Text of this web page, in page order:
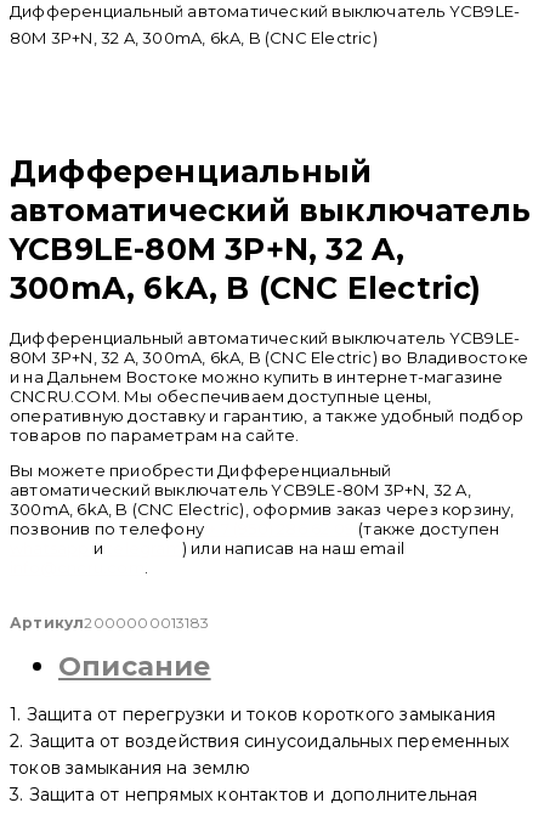
Дифференциальный автоматический выключатель YCB9LE-
80M 3P+N, 32 A, 300mA, 6kA, B (CNC Electric)
Дифференциальный
автоматический выключатель
YCB9LE-80M 3P+N, 32 A,
300mA, 6kA, B (CNC Electric)
Дифференциальный автоматический выключатель YCB9LE-
80M 3P+N, 32 A, 300mA, 6kA, B (CNC Electric) во Владивостоке
и на Дальнем Востоке можно купить в интернет-магазине
CNCRU.COM. Мы обеспечиваем доступные цены,
оперативную доставку и гарантию, а также удобный подбор
товаров по параметрам на сайте.
Вы можете приобрести Дифференциальный
автоматический выключатель YCB9LE-80M 3P+N, 32 A,
300mA, 6kA, B (CNC Electric), оформив заказ через корзину,
позвонив по телефону
(также доступен
и
) или написав на наш email
Артикул2000000013183
Описание
1. Защита от перегрузки и токов короткого замыкания
2. Защита от воздействия синусоидальных переменных
токов замыкания на землю
3. Защита от непрямых контактов и дополнительная